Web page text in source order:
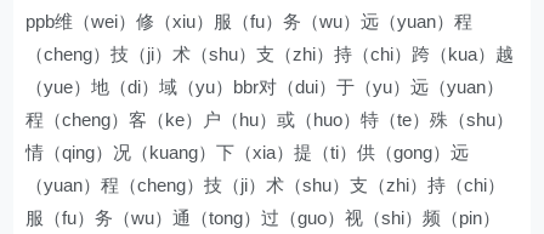
ppb维（wei）修（xiu）服（fu）务（wu）远（yuan）程
（cheng）技（ji）术（shu）支（zhi）持（chi）跨（kua）越
（yue）地（di）域（yu）bbr对（dui）于（yu）远（yuan）
程（cheng）客（ke）户（hu）或（huo）特（te）殊（shu）
情（qing）况（kuang）下（xia）提（ti）供（gong）远
（yuan）程（cheng）技（ji）术（shu）支（zhi）持（chi）
服（fu）务（wu）通（tong）过（guo）视（shi）频（pin）